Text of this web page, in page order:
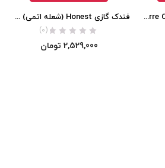
فندک گازی Pierre Cardin (M48-02) اورجینال فندک گازی Honest (شعله اتمی) اورجینال
(0)
2,529,000 تومان